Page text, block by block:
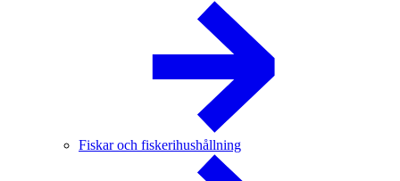
Fiskar och fiskerihushållning